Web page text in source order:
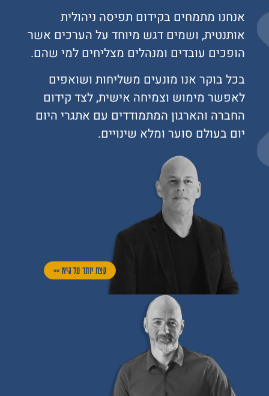
אנחנו מתמחים בקידום תפיסה ניהולית
אותנטית, ושמים דגש מיוחד על הערכים אשר
הופכים עובדים ומנהלים מצליחים למי שהם.
בכל בוקר אנו מונעים משליחות ושואפים
לאפשר מימוש וצמיחה אישית, לצד קידום
החברה והארגון המתמודדים עם אתגרי היום
יום בעולם סוער ומלא שינויים.
קצת יותר על גיא >>